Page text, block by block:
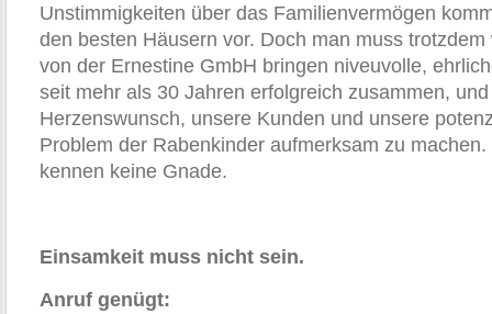
Unstimmigkeiten über das Familienvermögen
den besten Häusern vor. Doch man muss
von der Ernestine GmbH bringen niveuvolle,
seit mehr als 30 Jahren erfolgreich zusammen,
Herzenswunsch, unsere Kunden und unsere
Problem der Rabenkinder aufmerksam zu
kennen keine Gnade.
Einsamkeit muss nicht sein.
Anruf genügt: